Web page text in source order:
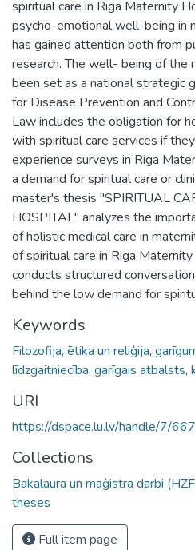
spiritual care in Riga Maternity
psycho-emotional well-being in
has gained attention both from
research. The well- being of the
been set as a national strategic
for Disease Prevention and
Law includes the obligation for
with spiritual care services if
experience surveys in Riga
a demand for spiritual care or
master's thesis "SPIRITUAL
HOSPITAL" analyzes the
of holistic medical care in
of spiritual care in Riga
conducts structured
behind the low demand for
Keywords
Filozofija, ētika un reliģija,
līdzgaitniecība, garīgais atbalsts,
URI
https://dspace.lu.lv/handle/7/
Collections
Bakalaura un maģistra darbi
theses
Full item page